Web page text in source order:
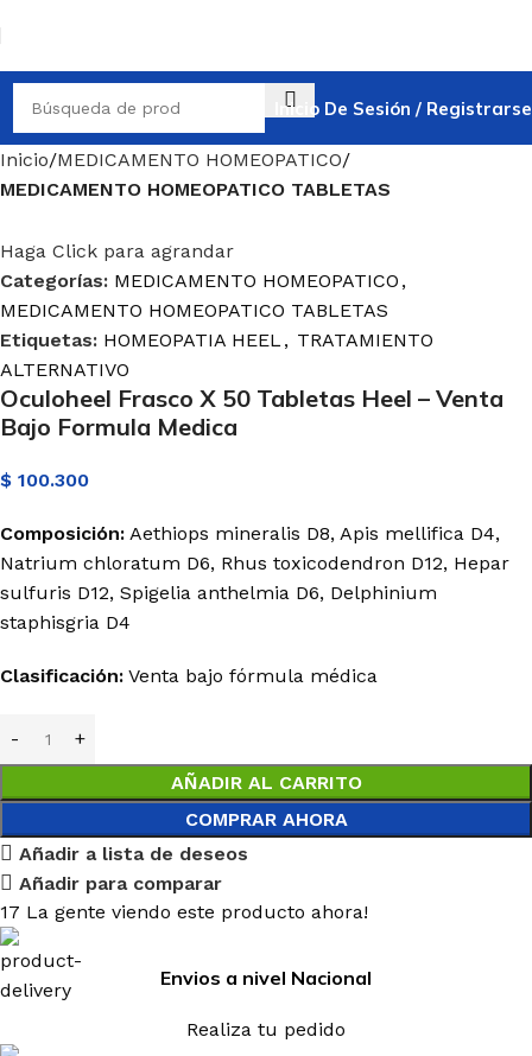
Inicio De Sesión / Registrarse
Inicio MEDICAMENTO HOMEOPATICO
MEDICAMENTO HOMEOPATICO TABLETAS
Haga Click para agrandar
Categorías: MEDICAMENTO HOMEOPATICO ,
MEDICAMENTO HOMEOPATICO TABLETAS
Etiquetas: HOMEOPATIA HEEL , TRATAMIENTO
ALTERNATIVO
Oculoheel Frasco X 50 Tabletas Heel – Venta
Bajo Formula Medica
$ 100.300
Composición: Aethiops mineralis D8, Apis mellifica D4,
Natrium chloratum D6, Rhus toxicodendron D12, Hepar
sulfuris D12, Spigelia anthelmia D6, Delphinium
staphisgria D4
Clasificación: Venta bajo fórmula médica
AÑADIR AL CARRITO
COMPRAR AHORA
Añadir a lista de deseos
Añadir para comparar
17 La gente viendo este producto ahora!
Envios a nivel Nacional
Realiza tu pedido